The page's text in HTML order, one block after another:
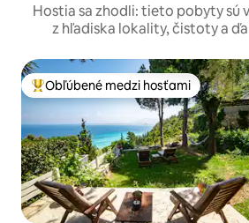
Hostia sa zhodli: tieto pobyty sú
z hľadiska lokality, čistoty a
Najobľúbenejšie medzi hosťami
Obľúbené medzi hosťami